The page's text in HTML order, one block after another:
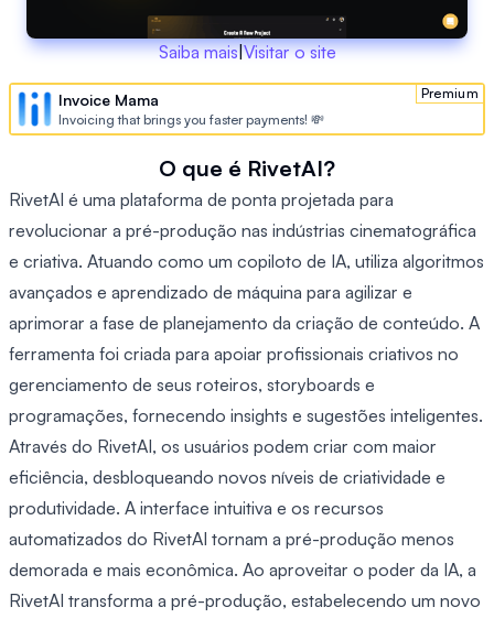
Saiba mais|Visitar o site
Premium
Invoice Mama
Invoicing that brings you faster payments! 💸
O que é RivetAI?
RivetAI é uma plataforma de ponta projetada para
revolucionar a pré-produção nas indústrias cinematográfica
e criativa. Atuando como um copiloto de IA, utiliza algoritmos
avançados e aprendizado de máquina para agilizar e
aprimorar a fase de planejamento da criação de conteúdo. A
ferramenta foi criada para apoiar profissionais criativos no
gerenciamento de seus roteiros, storyboards e
programações, fornecendo insights e sugestões inteligentes.
Através do RivetAI, os usuários podem criar com maior
eficiência, desbloqueando novos níveis de criatividade e
produtividade. A interface intuitiva e os recursos
automatizados do RivetAI tornam a pré-produção menos
demorada e mais econômica. Ao aproveitar o poder da IA, a
RivetAI transforma a pré-produção, estabelecendo um novo